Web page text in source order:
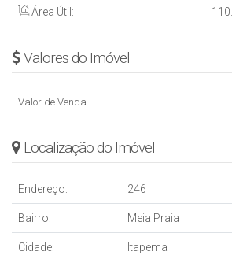
Área Útil: 110
Valores do Imóvel
Valor de Venda
Localização do Imóvel
Endereço: 246
Bairro: Meia Praia
Cidade: Itapema